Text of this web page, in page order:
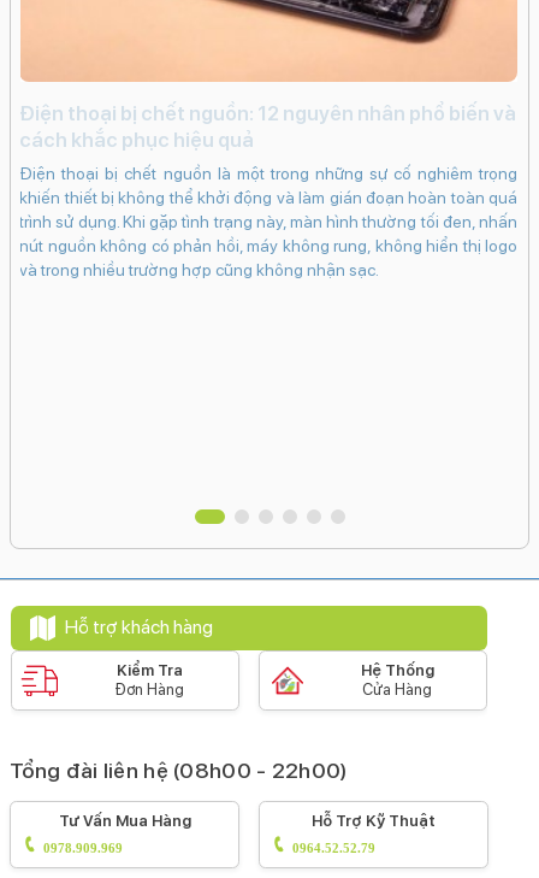
Độ phân giải camera trước:
Tính năng camera trước:
Xóa phông
Tự động lấy nét (AF)
Smart HDR 4
Quay video HD
Quay video Full HD
Quay video 4K
1200 nits
Mặt kính cảm ứng:
Kính cường lực Ceramic Shield
Pin & Sạc
Dung lượng pin:
3095 mAh
Li-Ion
Hỗ trợ sạc tối đa:
20 W
Công nghệ pin:
Điện thoại bị chết nguồn: 12 nguyên nhân phổ biến và
cách khắc phục hiệu quả
Điện thoại bị chết nguồn là một trong những sự cố nghiêm trọng
khiến thiết bị không thể khởi động và làm gián đoạn hoàn toàn quá
trình sử dụng. Khi gặp tình trạng này, màn hình thường tối đen, nhấn
nút nguồn không có phản hồi, máy không rung, không hiển thị logo
và trong nhiều trường hợp cũng không nhận sạc.
Hỗ trợ khách hàng
Kiểm Tra
Đơn Hàng
Hệ Thống
Cửa Hàng
Tổng đài liên hệ (08h00 - 22h00)
Tư Vấn Mua Hàng
0978.909.969
Hỗ Trợ Kỹ Thuật
0964.52.52.79